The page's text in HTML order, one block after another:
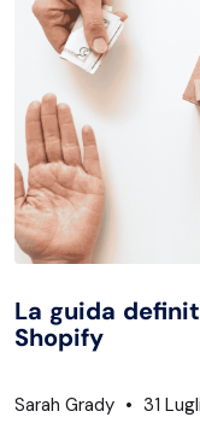
La guida
Shopify
Sarah Grady 31